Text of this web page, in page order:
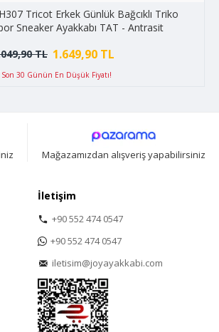
Tricot Erkek Günlük Bağcıklı Triko
Sneaker Ayakkabı TAT - Antrasit
1.649,90 TL
TL
Son 30 Günün En Düşük Fiyatı!
Mağazamızdan alışveriş yapabilirsiniz
İletişim
+90 552 474 0547
+90 552 474 0547
iletisim@joyayakkabi.com